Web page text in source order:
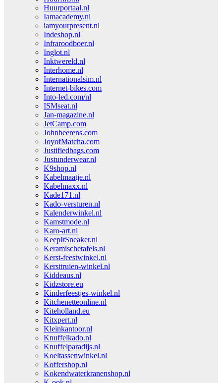
Huurportaal.nl
Iamacademy.nl
iamyourpresent.nl
Indeshop.nl
Infraroodboer.nl
Inglot.nl
Inktwereld.nl
Interhome.nl
Internationalsim.nl
Internet-bikes.com
Into-led.com/nl
ISMseat.nl
Jan-magazine.nl
JetCamp.com
Johnbeerens.com
JoyofMatcha.com
Justifiedbags.com
Justunderwear.nl
K9shop.nl
Kabelmaatje.nl
Kabelmaxx.nl
Kade171.nl
Kado-versturen.nl
Kalenderwinkel.nl
Kamstmode.nl
Karo-art.nl
KeepItSneaker.nl
Keramischetafels.nl
Kerst-feestwinkel.nl
Kersttruien-winkel.nl
Kiddeaus.nl
Kidzstore.eu
Kinderfeestjes-winkel.nl
Kitchenetteonline.nl
Kiteholland.eu
Kitxpert.nl
Kleinkantoor.nl
Knuffelkado.nl
Knuffelparadijs.nl
Koeltassenwinkel.nl
Koffershop.nl
Kokendwaterkranenshop.nl